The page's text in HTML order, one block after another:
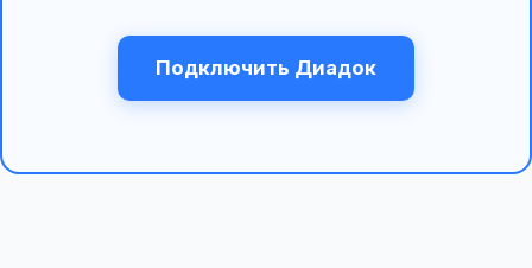
Подключить Диадок